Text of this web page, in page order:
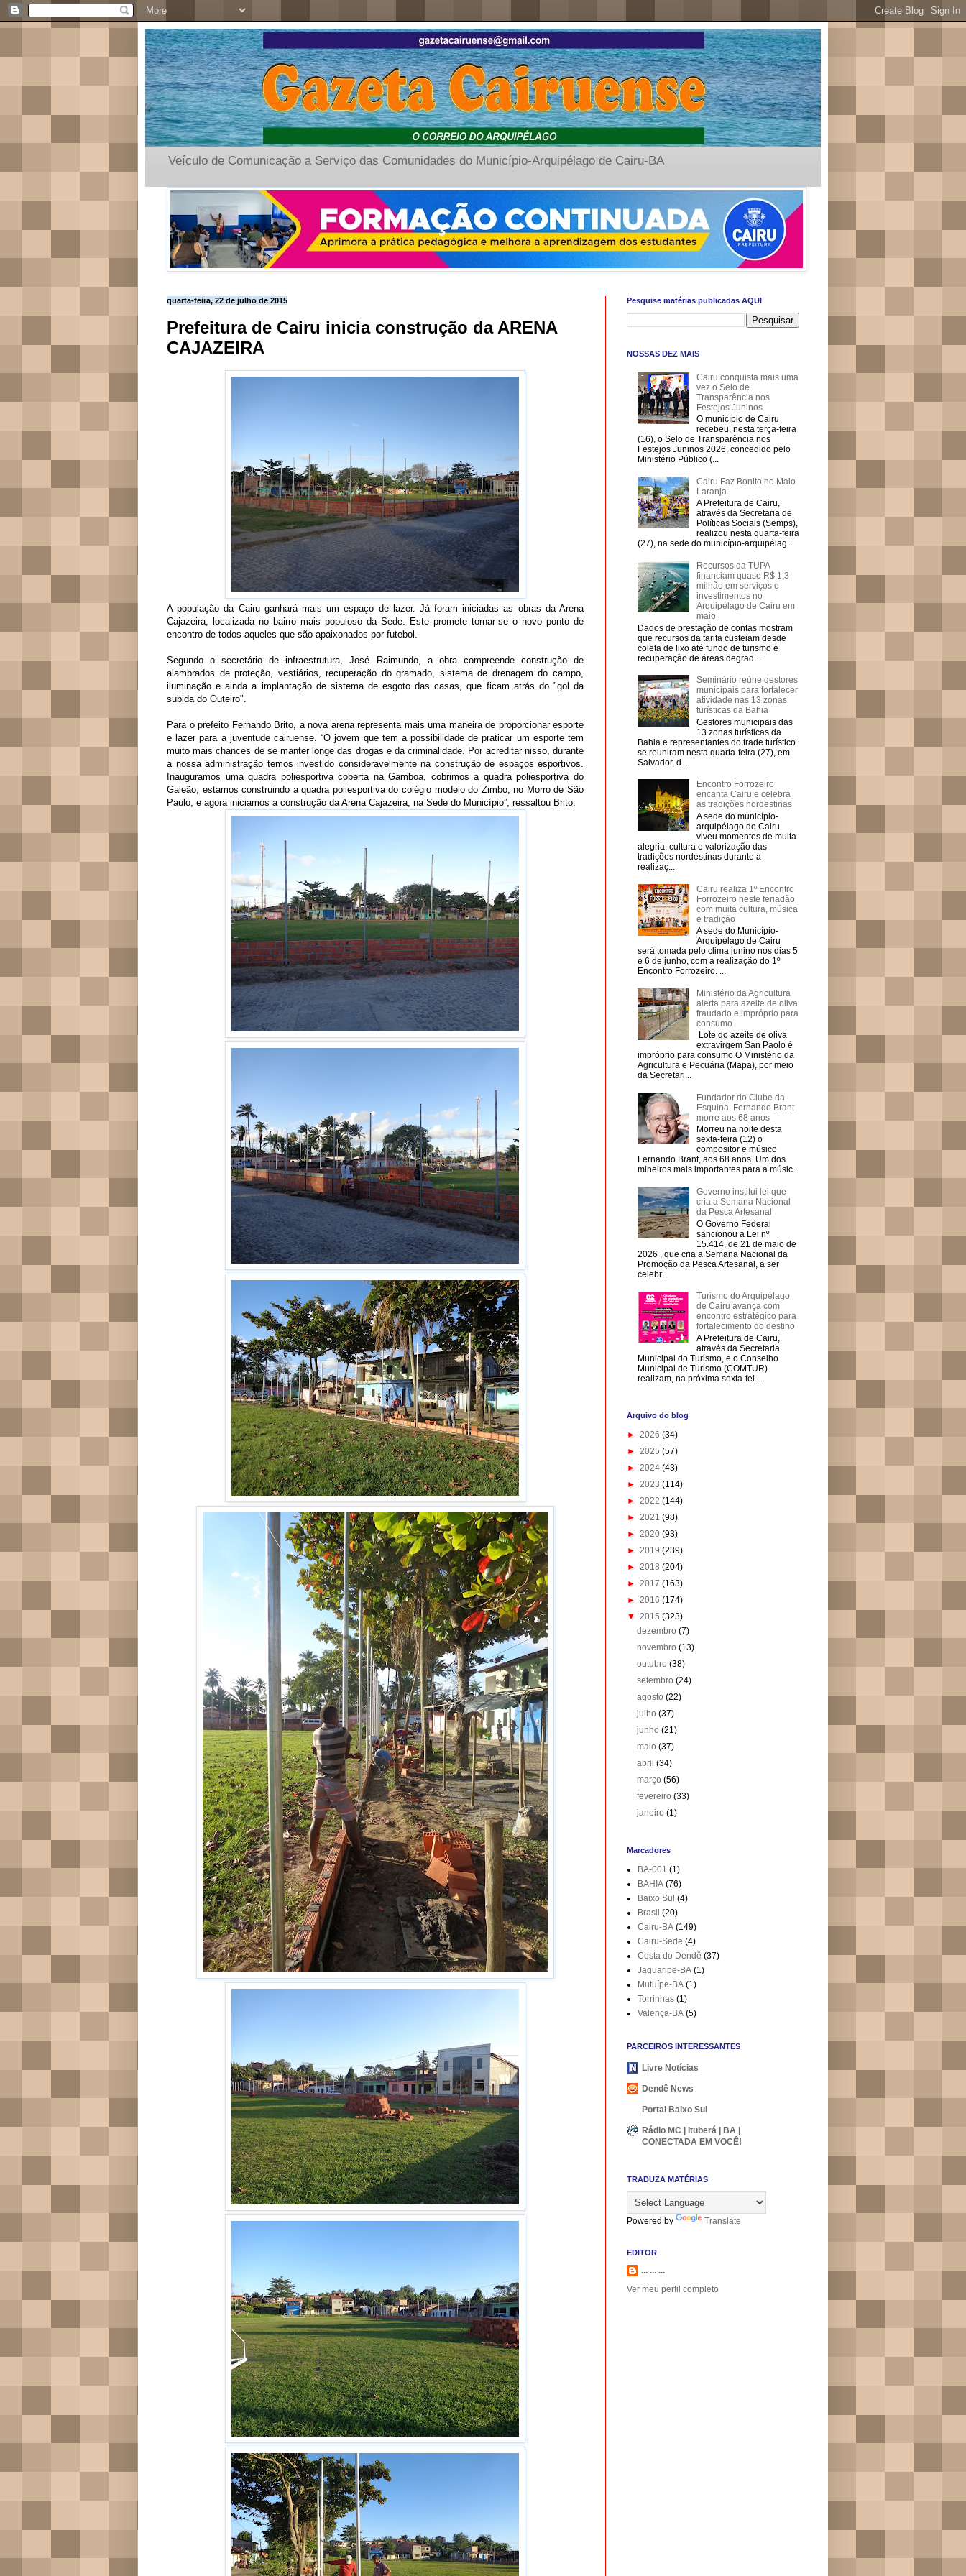
Veículo de Comunicação a Serviço das Comunidades do Município-Arquipélago de Cairu-BA
quarta-feira, 22 de julho de 2015
Prefeitura de Cairu inicia construção da ARENA
CAJAZEIRA
A população da Cairu ganhará mais um espaço de lazer. Já foram iniciadas as obras da Arena
Cajazeira, localizada no bairro mais populoso da Sede. Este promete tornar-se o novo ponto de
encontro de todos aqueles que são apaixonados por futebol.
Segundo o secretário de infraestrutura, José Raimundo, a obra compreende construção de
alambrados de proteção, vestiários, recuperação do gramado, sistema de drenagem do campo,
iluminação e ainda a implantação de sistema de esgoto das casas, que ficam atrás do "gol da
subida do Outeiro".
Para o prefeito Fernando Brito, a nova arena representa mais uma maneira de proporcionar esporte
e lazer para a juventude cairuense. “O jovem que tem a possibilidade de praticar um esporte tem
muito mais chances de se manter longe das drogas e da criminalidade. Por acreditar nisso, durante
a nossa administração temos investido consideravelmente na construção de espaços esportivos.
Inauguramos uma quadra poliesportiva coberta na Gamboa, cobrimos a quadra poliesportiva do
Galeão, estamos construindo a quadra poliesportiva do colégio modelo do Zimbo, no Morro de São
Paulo, e agora iniciamos a construção da Arena Cajazeira, na Sede do Município”, ressaltou Brito.
Pesquise matérias publicadas AQUI
NOSSAS DEZ MAIS
Cairu conquista mais uma
vez o Selo de
Transparência nos
Festejos Juninos
O município de Cairu
recebeu, nesta terça-feira
(16), o Selo de Transparência nos
Festejos Juninos 2026, concedido pelo
Ministério Público (...
Cairu Faz Bonito no Maio
Laranja
A Prefeitura de Cairu,
através da Secretaria de
Políticas Sociais (Semps),
realizou nesta quarta-feira
(27), na sede do município-arquipélag...
Recursos da TUPA
financiam quase R$ 1,3
milhão em serviços e
investimentos no
Arquipélago de Cairu em
maio
Dados de prestação de contas mostram
que recursos da tarifa custeiam desde
coleta de lixo até fundo de turismo e
recuperação de áreas degrad...
Seminário reúne gestores
municipais para fortalecer
atividade nas 13 zonas
turísticas da Bahia
Gestores municipais das
13 zonas turísticas da
Bahia e representantes do trade turístico
se reuniram nesta quarta-feira (27), em
Salvador, d...
Encontro Forrozeiro
encanta Cairu e celebra
as tradições nordestinas
A sede do município-
arquipélago de Cairu
viveu momentos de muita
alegria, cultura e valorização das
tradições nordestinas durante a
realizaç...
Cairu realiza 1º Encontro
Forrozeiro neste feriadão
com muita cultura, música
e tradição
A sede do Município-
Arquipélago de Cairu
será tomada pelo clima junino nos dias 5
e 6 de junho, com a realização do 1º
Encontro Forrozeiro. ...
Ministério da Agricultura
alerta para azeite de oliva
fraudado e impróprio para
consumo
Lote do azeite de oliva
extravirgem San Paolo é
impróprio para consumo O Ministério da
Agricultura e Pecuária (Mapa), por meio
da Secretari...
Fundador do Clube da
Esquina, Fernando Brant
morre aos 68 anos
Morreu na noite desta
sexta-feira (12) o
compositor e músico
Fernando Brant, aos 68 anos. Um dos
mineiros mais importantes para a músic...
Governo institui lei que
cria a Semana Nacional
da Pesca Artesanal
O Governo Federal
sancionou a Lei nº
15.414, de 21 de maio de
2026 , que cria a Semana Nacional da
Promoção da Pesca Artesanal, a ser
celebr...
Turismo do Arquipélago
de Cairu avança com
encontro estratégico para
fortalecimento do destino
A Prefeitura de Cairu,
através da Secretaria
Municipal do Turismo, e o Conselho
Municipal de Turismo (COMTUR)
realizam, na próxima sexta-fei...
Arquivo do blog
► 2026 (34)
► 2025 (57)
► 2024 (43)
► 2023 (114)
► 2022 (144)
► 2021 (98)
► 2020 (93)
► 2019 (239)
► 2018 (204)
► 2017 (163)
► 2016 (174)
▼ 2015 (323)
dezembro(7)
novembro(13)
outubro(38)
setembro(24)
agosto(22)
julho(37)
junho(21)
maio(37)
abril(34)
março(56)
fevereiro(33)
janeiro(1)
Marcadores
BA-001 (1)
BAHIA (76)
Baixo Sul (4)
Brasil (20)
Cairu-BA (149)
Cairu-Sede (4)
Costa do Dendê (37)
Jaguaripe-BA (1)
Mutuípe-BA (1)
Torrinhas (1)
Valença-BA (5)
PARCEIROS INTERESSANTES
Livre Notícias
Dendê News
Portal Baixo Sul
Rádio MC | Ituberá | BA |
CONECTADA EM VOCÊ!
TRADUZA MATÉRIAS
Powered by Translate
EDITOR
... ... ...
Ver meu perfil completo